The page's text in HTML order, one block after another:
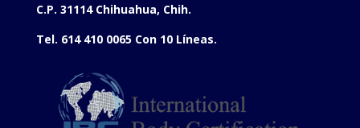
C.P. 31114 Chihuahua, Chih.
Tel. 614 410 0065 Con 10 Líneas.